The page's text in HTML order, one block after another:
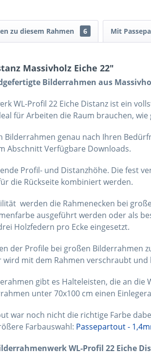
zu diesem Rahmen 6 Mit
Massivholz Eiche 22"
Bilderrahmen aus
WL-Profil 22 Eiche Distanz ist ein
für Arbeiten die Raum brauchen,
Bilderrahmen genau nach Ihren
Abschnitt Verfügbare Downloads.
Profil- und Distanzhöhe. Die fest
die Rückseite kombiniert werden.
werden die Rahmenecken bei
ausgeführt werden oder als
Holzfedern pro Ecke eingesetzt.
der Profile bei großen Bilderrahmen
wird mit dem Rahmen verschraubt
gibt es Halteleisten, die an
unter 70x100 cm einen
war noch nicht die richtige Farbe
Farbauswahl: Passepartout -
WL-Profil 22 Eiche